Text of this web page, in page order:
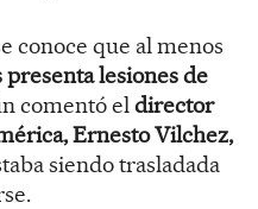
conoce que al menos
presenta lesiones de
comentó eldirector
Ernesto Vilchez,
siendo trasladada